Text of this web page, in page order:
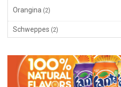
Orangina (2)
Schweppes (2)